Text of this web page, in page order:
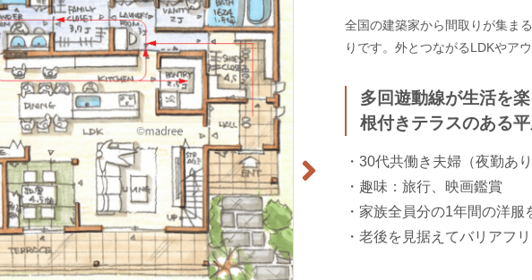
全国の建築家から間取りが集ま
りです。外とつながるLDKやア
多回遊動線が生活を
根付きテラスのある
・30代共働き夫婦（夜勤あ
・趣味：旅行、映画鑑賞
・家族全員分の1年間の洋
・老後を見据えてバリアフ